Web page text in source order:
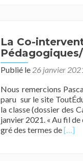
est
un
chercheur »
La Co-
Publié le 26 janvier
Nous remercions
paru sur le site
la classe (dossier des
janvier 2021. « Au fil
gré des termes deEn
[…]